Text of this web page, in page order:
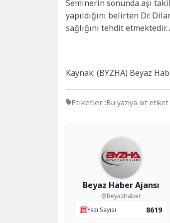
Seminerin sonunda aşı
yapıldığını belirten Dr.
sağlığını tehdit
Kaynak: (BYZHA) Beyaz
Etiketler :Bu yazıya ait etiket
Beyaz Haber Ajansı
@BeyazHaber
Yazı Sayısı
8619